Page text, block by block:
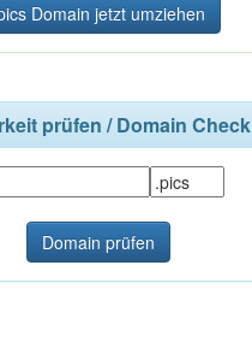
Domain jetzt umziehen
prüfen / Domain Check